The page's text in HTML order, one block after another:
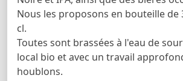
Nous les proposons en bouteille de
cl.
Toutes sont brassées à l'eau de
local bio et avec un travail
houblons.